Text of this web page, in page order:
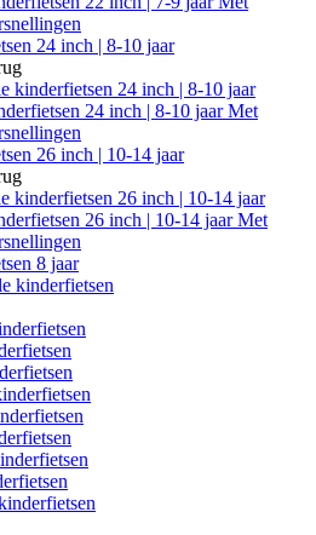
24 inch | 8-10 jaar
kinderfietsen 24 inch | 8-10 jaar
24 inch | 8-10 jaar Met
26 inch | 10-14 jaar
kinderfietsen 26 inch | 10-14 jaar
26 inch | 10-14 jaar Met
8 jaar
kinderfietsen